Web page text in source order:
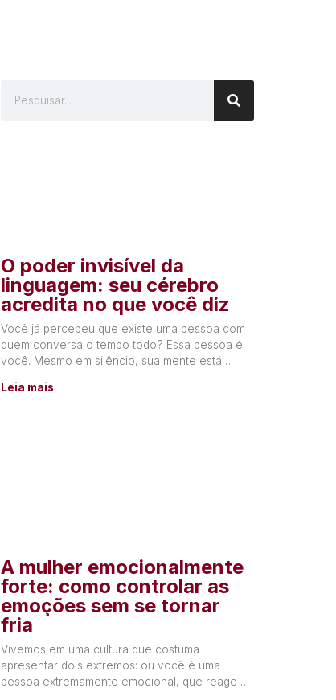
O poder invisível da
linguagem: seu cérebro
acredita no que você diz
Você já percebeu que existe uma pessoa com
quem conversa o tempo todo? Essa pessoa é
você. Mesmo em silêncio, sua mente está
Leia mais
A mulher emocionalmente
forte: como controlar as
emoções sem se tornar
fria
Vivemos em uma cultura que costuma
apresentar dois extremos: ou você é uma
pessoa extremamente emocional, que reage a